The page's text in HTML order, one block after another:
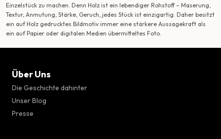
Einzelstück zu machen. Denn Holz ist ein lebendiger Rohstoff – Maserung,
Textur, Anmutung, Stärke, Geruch, jedes Stück ist einzigartig. Daher besitzt
ein auf Holz gedrucktes Bildmotiv immer eine stärkere Aussagekraft als
ein auf Papier oder digitalen Medien übermitteltes Foto.
Über Uns
Die Geschichte dahinter
Unser Blog
Presse